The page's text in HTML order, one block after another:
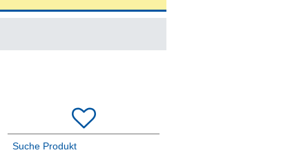
Suche Produkt